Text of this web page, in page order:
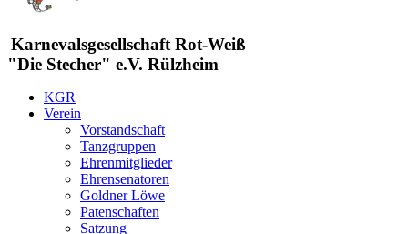
Karnevalsgesellschaft Rot-Weiß
"Die Stecher" e.V. Rülzheim
KGR
Verein
Vorstandschaft
Tanzgruppen
Ehrenmitglieder
Ehrensenatoren
Goldner Löwe
Patenschaften
Satzung